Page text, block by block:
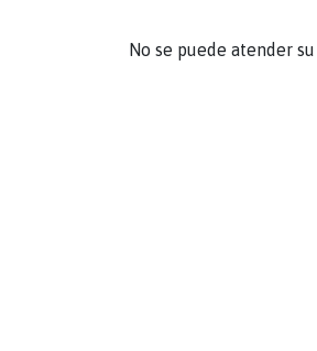
No se puede atender